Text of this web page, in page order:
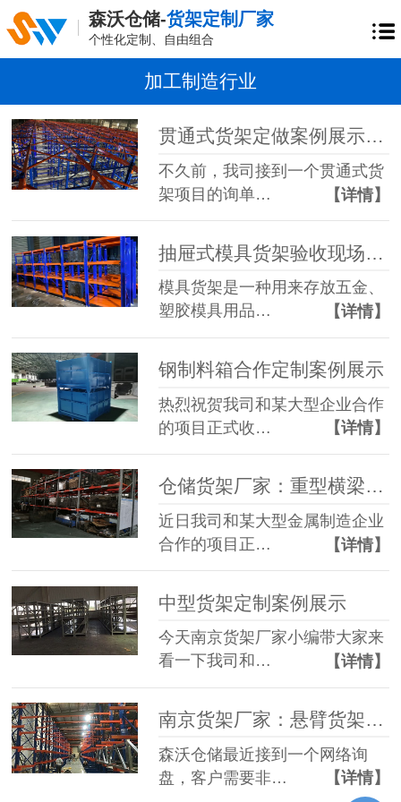
森沃仓储-货架定制厂家
个性化定制、自由组合
加工制造行业
贯通式货架定做案例展示-森沃仓储
不久前，我司接到一个贯通式货
架项目的询单…
【详情】
模具货架是一种用来存放五金、
塑胶模具用品…
【详情】
钢制料箱合作定制案例展示
热烈祝贺我司和某大型企业合作
的项目正式收…
【详情】
仓储货架厂家：重型横梁式货架案例展示
近日我司和某大型金属制造企业
合作的项目正…
【详情】
中型货架定制案例展示
今天南京货架厂家小编带大家来
看一下我司和…
【详情】
南京货架厂家：悬臂货架定做案例展示
森沃仓储最近接到一个网络询
盘，客户需要非…
【详情】